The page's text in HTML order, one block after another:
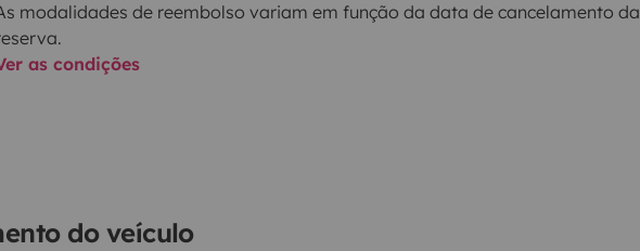
modalidades de reembolso variam em função da data de cancelamento da
as condições
do veículo